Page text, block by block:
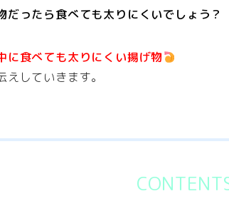
だったら食べても太りにくいでしょう？
に食べても太りにくい揚げ物
えしていきます。